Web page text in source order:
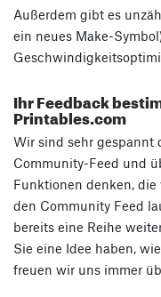
Außerdem gibt es
ein neues Make-
Ihr Feedback
Printables.com
Wir sind sehr gespannt
Community-Feed und
Funktionen denken,
den Community Feed
bereits eine Reihe
Sie eine Idee haben,
freuen wir uns immer